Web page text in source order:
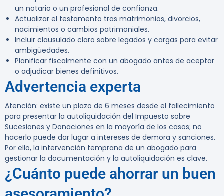
un notario o un profesional de confianza.
Actualizar el testamento tras matrimonios, divorcios,
nacimientos o cambios patrimoniales.
Incluir clausulado claro sobre legados y cargas para evitar
ambigüedades.
Planificar fiscalmente con un abogado antes de aceptar
o adjudicar bienes definitivos.
Advertencia experta
Atención: existe un plazo de 6 meses desde el fallecimiento
para presentar la autoliquidación del Impuesto sobre
Sucesiones y Donaciones en la mayoría de los casos; no
hacerlo puede dar lugar a intereses de demora y sanciones.
Por ello, la intervención temprana de un abogado para
gestionar la documentación y la autoliquidación es clave.
¿Cuánto puede ahorrar un buen